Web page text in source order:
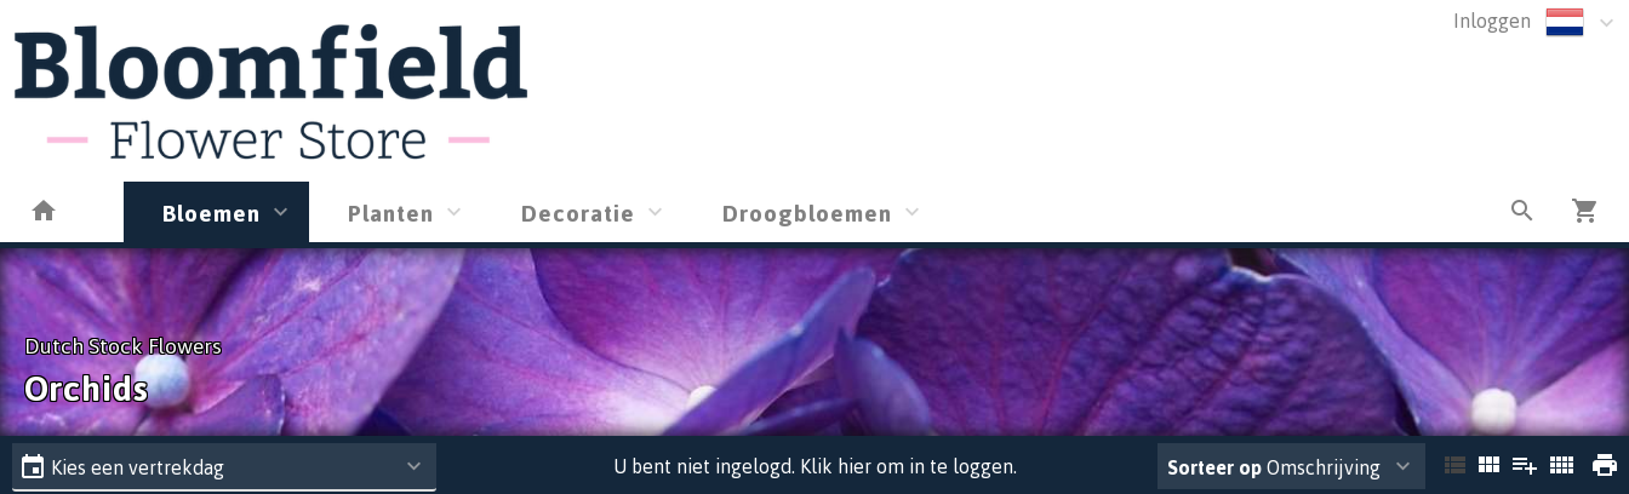
Inloggen
Bloemen Planten Decoratie Droogbloemen
Dutch Stock Flowers
Orchids
Kies een vertrekdag U bent niet ingelogd. Klik hier om in te loggen. Sorteer op Omschrijving